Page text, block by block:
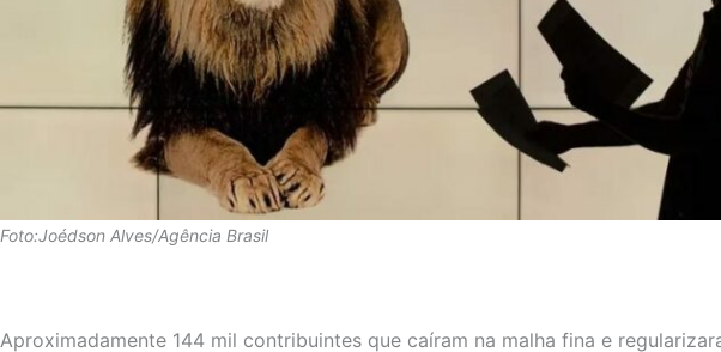
Foto:Joédson Alves/Agência Brasil
Aproximadamente 144 mil contribuintes que caíram na malha fina e